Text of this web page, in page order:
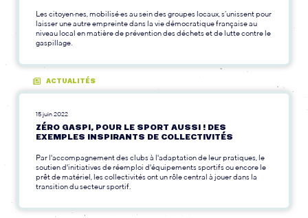
Les citoyen·nes, mobilisé·es au sein des groupes locaux, s’unissent pour
laisser une autre empreinte dans la vie démocratique française au
niveau local en matière de prévention des déchets et de lutte contre le
gaspillage.
ACTUALITÉS
15 juin 2022
ZÉRO GASPI, POUR LE SPORT AUSSI ! DES
EXEMPLES INSPIRANTS DE COLLECTIVITÉS
Par l'accompagnement des clubs à l'adaptation de leur pratiques, le
soutien d'initiatives de réemploi d'équipements sportifs ou encore le
prêt de matériel, les collectivités ont un rôle central à jouer dans la
transition du secteur sportif.